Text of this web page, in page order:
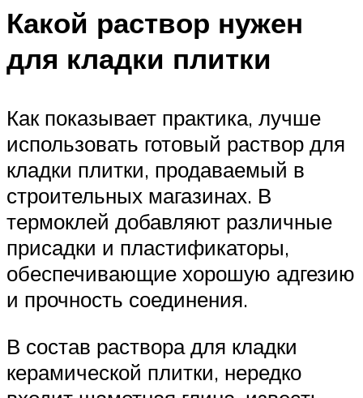
Какой раствор нужен
для кладки плитки
Как показывает практика, лучше
использовать готовый раствор для
кладки плитки, продаваемый в
строительных магазинах. В
термоклей добавляют различные
присадки и пластификаторы,
обеспечивающие хорошую адгезию
и прочность соединения.
В состав раствора для кладки
керамической плитки, нередко